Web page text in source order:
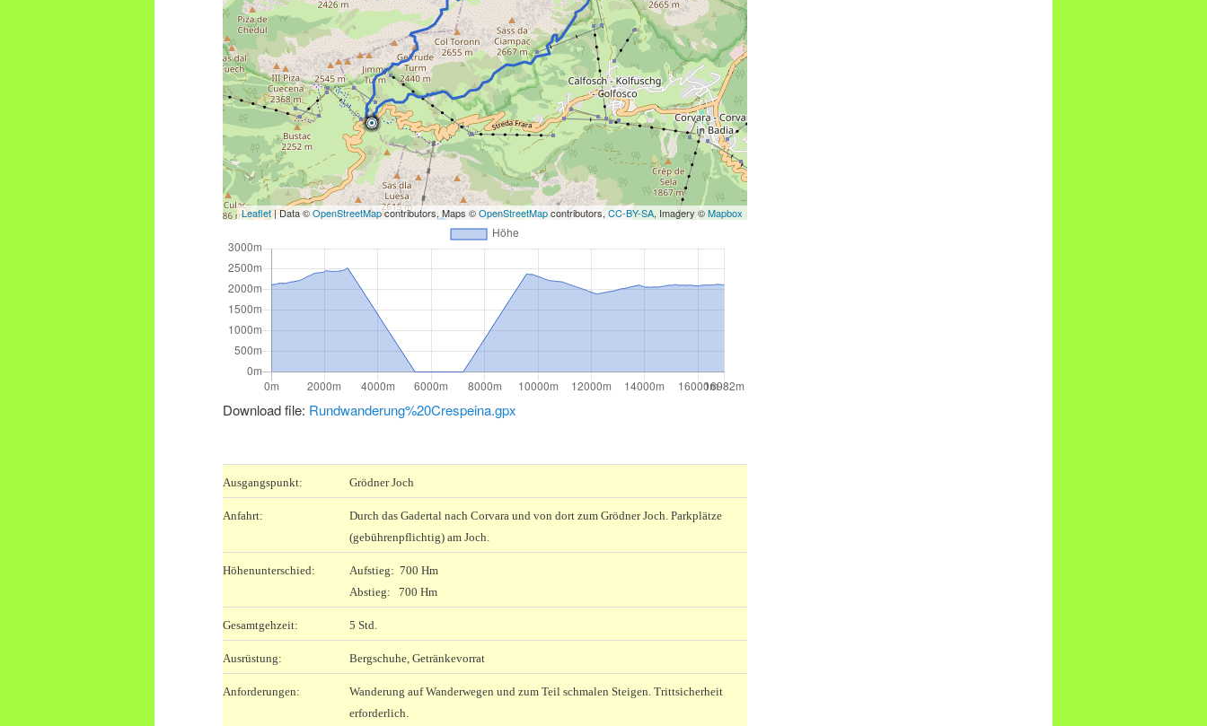
Leaflet| Data ©OpenStreetMapcontributors, Maps ©OpenStreetMapcontributors, CC-BY-SA, Imagery ©Mapbox
Download file: Rundwanderung%20Crespeina.gpx
Ausgangspunkt: Grödner Joch
Anfahrt:
Durch das Gadertal nach Corvara und von dort zum Grödner Joch. Parkplätze
(gebührenpflichtig) am Joch.
Höhenunterschied:
Aufstieg: 700 Hm
Abstieg: 700 Hm
Gesamtgehzeit: 5 Std.
Ausrüstung: Bergschuhe, Getränkevorrat
Anforderungen:
Wanderung auf Wanderwegen und zum Teil schmalen Steigen. Trittsicherheit
erforderlich.